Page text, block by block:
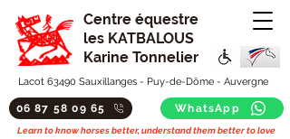
Centre équestre
les KATBALOUS
Karine Tonnelier
Lacot 63490 Sauxillanges - Puy-de-Dôme - Auvergne
06 87 58 09 65 WhatsApp
Learn to know horses better, understand them better to love